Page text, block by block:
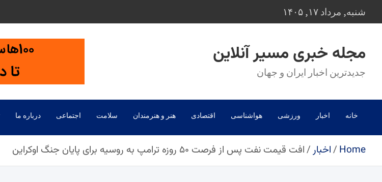
to
شنبه, مرداد ۱۷, ۱۴۰۵
مجله خبری مسیر آنلاین
جدیدترین اخبار ایران و جهان
خانه اخبار ورزشی هواشناسی اقتصادی هنر و هنرمندان سلامت اجتماعی درباره ما
Home اخبار افت قیمت نفت پس از فرصت ۵۰ روزه ترامپ به روسیه برای پایان جنگ اوکراین